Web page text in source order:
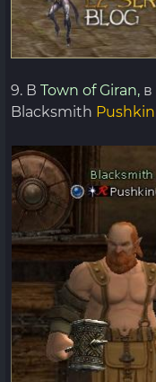
9. В Town of Giran, в
Blacksmith Pushkin